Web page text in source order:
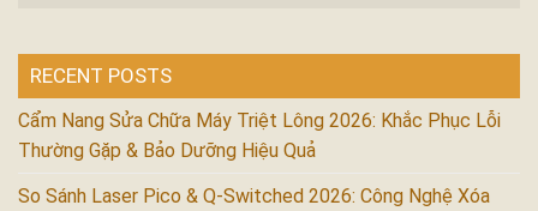
RECENT POSTS
Cẩm Nang Sửa Chữa Máy Triệt Lông 2026: Khắc Phục Lỗi
Thường Gặp & Bảo Dưỡng Hiệu Quả
So Sánh Laser Pico & Q-Switched 2026: Công Nghệ Xóa